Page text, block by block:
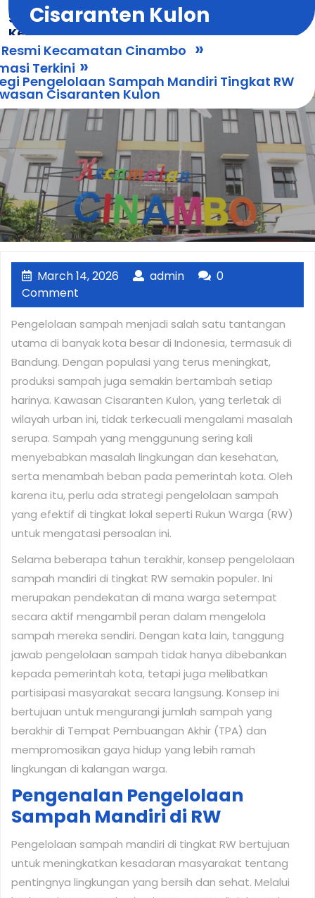
Skip
to
content
Situs Resmi
Kecamatan
Cinambo
Open
Menu
Cisaranten Kulon
Kecamatan Cinambo »
Terkini »
Pengelolaan Sampah Mandiri Tingkat RW
Cisaranten Kulon
March 14, 2026 March
2026
adminadmin0
Comment
Pengelolaan sampah menjadi salah satu tantangan
utama di banyak kota besar di Indonesia, termasuk di
Bandung. Dengan populasi yang terus meningkat,
produksi sampah juga semakin bertambah setiap
harinya. Kawasan Cisaranten Kulon, yang terletak di
wilayah urban ini, tidak terkecuali mengalami masalah
serupa. Sampah yang menggunung sering kali
menyebabkan masalah lingkungan dan kesehatan,
serta menambah beban pada pemerintah kota. Oleh
karena itu, perlu ada strategi pengelolaan sampah
yang efektif di tingkat lokal seperti Rukun Warga (RW)
untuk mengatasi persoalan ini.
Selama beberapa tahun terakhir, konsep pengelolaan
sampah mandiri di tingkat RW semakin populer. Ini
merupakan pendekatan di mana warga setempat
secara aktif mengambil peran dalam mengelola
sampah mereka sendiri. Dengan kata lain, tanggung
jawab pengelolaan sampah tidak hanya dibebankan
kepada pemerintah kota, tetapi juga melibatkan
partisipasi masyarakat secara langsung. Konsep ini
bertujuan untuk mengurangi jumlah sampah yang
berakhir di Tempat Pembuangan Akhir (TPA) dan
mempromosikan gaya hidup yang lebih ramah
lingkungan di kalangan warga.
Pengenalan Pengelolaan
Sampah Mandiri di RW
Pengelolaan sampah mandiri di tingkat RW bertujuan
untuk meningkatkan kesadaran masyarakat tentang
pentingnya lingkungan yang bersih dan sehat. Melalui